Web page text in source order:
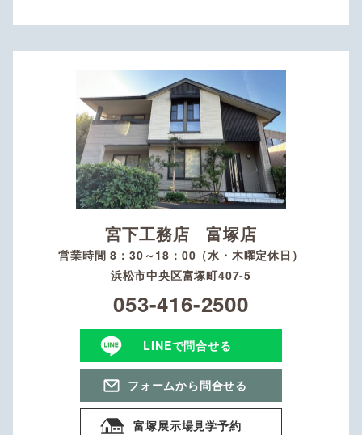
宮下工務店 富塚店
営業時間 8：30～18：00（水・木曜定休日）
浜松市中央区富塚町407-5
053-416-2500
LINEで問合せる
フォームから問合せる
富塚展示場見学予約